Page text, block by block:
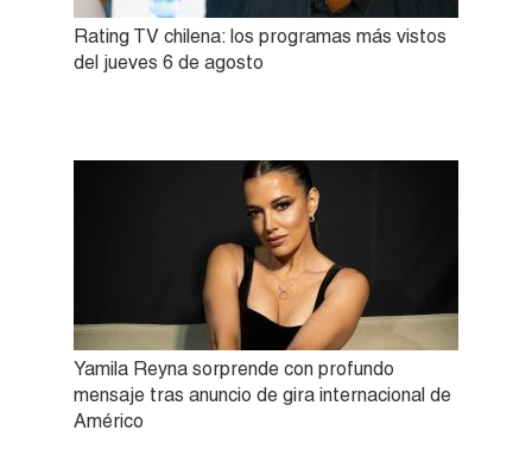
Rating TV chilena: los programas más vistos
del jueves 6 de agosto
Yamila Reyna sorprende con profundo
mensaje tras anuncio de gira internacional de
Américo